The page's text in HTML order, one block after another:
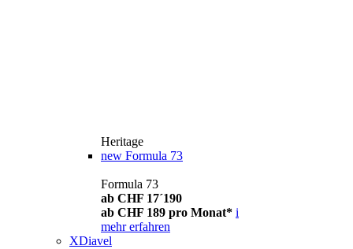
Heritage
new Formula 73
Formula 73
ab CHF 17´190
ab CHF 189 pro Monat* i
mehr erfahren
XDiavel